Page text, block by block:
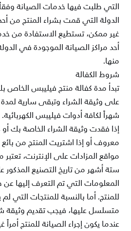
التي طلبت فيها خدمات الصيانة
الدولة التي قمت بشراء المنتج من
غير ممكن، تستطيع الاستفادة من
أحد مراكز الصيانة الموجودة في
منها.
شروط الكفالة
تبدأ مدة كفالة منتج فيليبس الخاص
على وثيقة الشراء وتبقى سارية
شهراً لكافةأدوات فيليبس الكهربائية.
إذا فقدت وثيقة الشراء الخاصة بك أو
معروف أو إذا اشتريت المنتج من
مواقع المزادات علىالإنترنت،
ستة أشهر من تاريخ التصنيع المذكور
المعلومات التي تم التعرف إليها عن
للمنتج. أما بالنسبة للمنتجات التي لم
متسلسل عليها، فيجب تقديم وثيقة
عندما يكون إجراء الصيانة للمنتج